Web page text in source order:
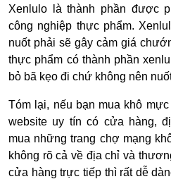
Xenlulo là thành phần được
công nghiệp thực phẩm.
nuốt phải sẽ gây cảm giá
thực phẩm có thành phần
bỏ bã kẹo đi chứ không nên
Tóm lại, nếu bạn mua khô
website uy tín có cửa hàng,
mua những trang chợ mạng
không rõ cả về địa chỉ và
cửa hàng trực tiếp thì rất dễ